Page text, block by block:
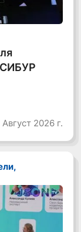
Август 2026 г.